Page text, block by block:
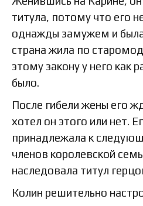
титула, потому что его
однажды замужем и
страна жила по
этому закону у него как
было.
После гибели жены его
хотел он этого или нет.
принадлежала к
членов королевской
наследовала титул
Колин решительно